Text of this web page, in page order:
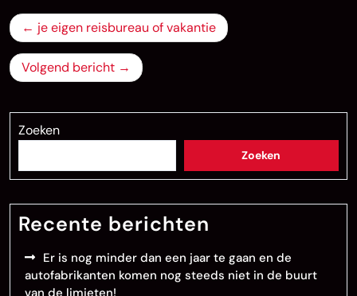
Bericht
navigatie
je eigen reisbureau of vakantie
Volgend bericht
Zoeken
Zoeken
Recente berichten
Er is nog minder dan een jaar te gaan en de
autofabrikanten komen nog steeds niet in de buurt
van de limieten!